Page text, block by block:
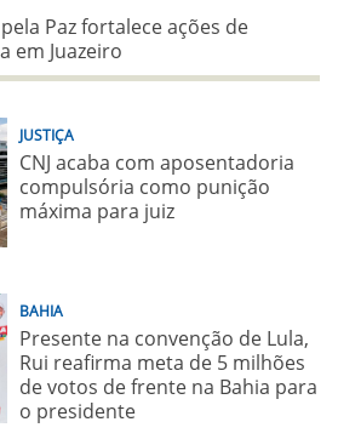
Paz fortalece ações de
em Juazeiro
JUSTIÇA
CNJ acaba com aposentadoria
compulsória como punição
máxima para juiz
BAHIA
Presente na convenção de Lula,
Rui reafirma meta de 5 milhões
de votos de frente na Bahia para
o presidente